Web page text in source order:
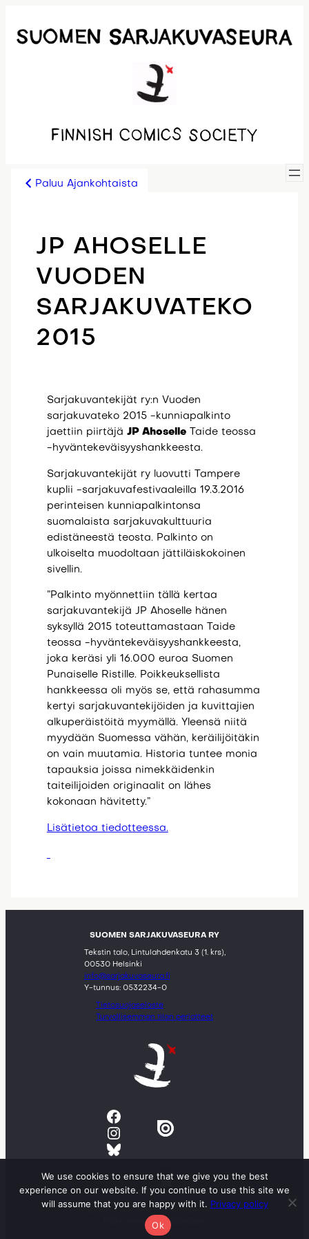
sisältöön
Paluu Ajankohtaista
JP AHOSELLE
VUODEN
SARJAKUVATEKO
2015
Sarjakuvantekijät ry:n Vuoden
sarjakuvateko 2015 -kunniapalkinto
jaettiin piirtäjä JP AhoselleTaide teossa
-hyväntekeväisyyshankkeesta.
Sarjakuvantekijät ry luovutti Tampere
kuplii -sarjakuvafestivaaleilla 19.3.2016
perinteisen kunniapalkintonsa
suomalaista sarjakuvakulttuuria
edistäneestä teosta. Palkinto on
ulkoiselta muodoltaan jättiläiskokoinen
sivellin.
”Palkinto myönnettiin tällä kertaa
sarjakuvantekijä JP Ahoselle hänen
syksyllä 2015 toteuttamastaan Taide
teossa -hyväntekeväisyyshankkeesta,
joka keräsi yli 16.000 euroa Suomen
Punaiselle Ristille. Poikkeuksellista
hankkeessa oli myös se, että rahasumma
kertyi sarjakuvantekijöiden ja kuvittajien
alkuperäistöitä myymällä. Yleensä niitä
myydään Suomessa vähän, keräilijöitäkin
on vain muutamia. Historia tuntee monia
tapauksia joissa nimekkäidenkin
taiteilijoiden originaalit on lähes
kokonaan hävitetty.”
Lisätietoa tiedotteessa.
SUOMEN SARJAKUVASEURA RY
Tekstin talo, Lintulahdenkatu 3 (1. krs),
00530 Helsinki
info@sarjakuvaseura.fi
Y-tunnus: 0532234-0
Tietosuojaseloste
Turvallisemman tilan periatteet
Facebook
Instagram
Bluesky
© 2023 Suomen sarjakuvaseura ry
Kaikki oikeudet pidätetään.
We use cookies to ensure that we give you the best
experience on our website. If you continue to use this site we
will assume that you are happy with it. Privacy policy
Ok